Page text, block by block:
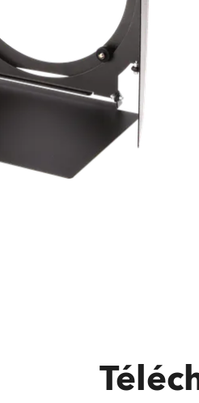
Nos innovations en vidéo
ProMotion Lighting
Robe Maritime